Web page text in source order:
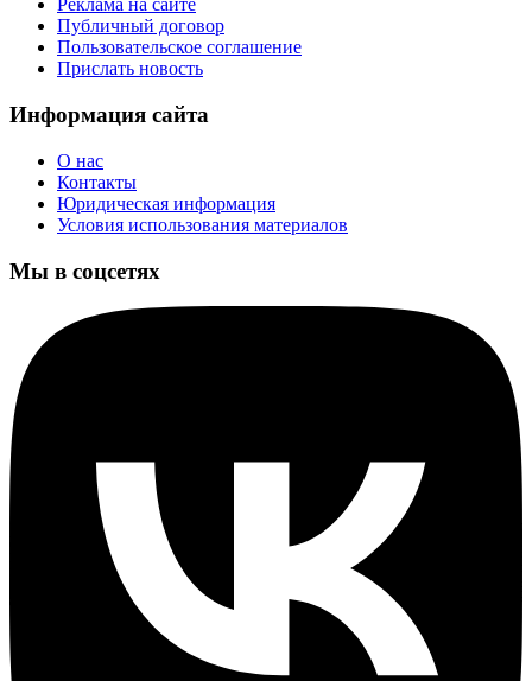
Реклама на сайте
Публичный договор
Пользовательское соглашение
Прислать новость
Информация сайта
О нас
Контакты
Юридическая информация
Условия использования материалов
Мы в соцсетях